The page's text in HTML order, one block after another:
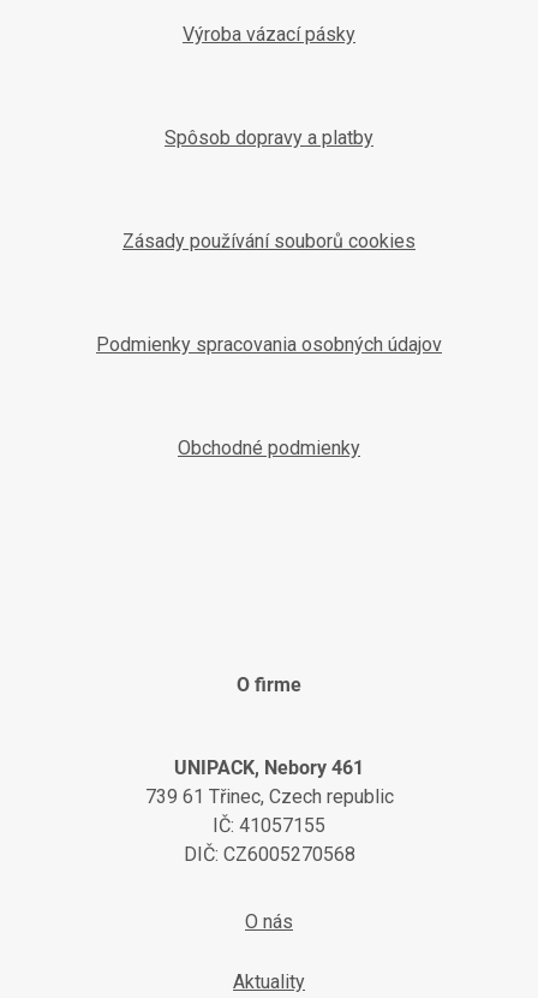
Výroba vázací pásky
Spôsob dopravy a platby
Zásady používání souborů cookies
Podmienky spracovania osobných údajov
Obchodné podmienky
O firme
UNIPACK, Nebory 461
739 61 Třinec, Czech republic
IČ: 41057155
DIČ: CZ6005270568
O nás
Aktuality